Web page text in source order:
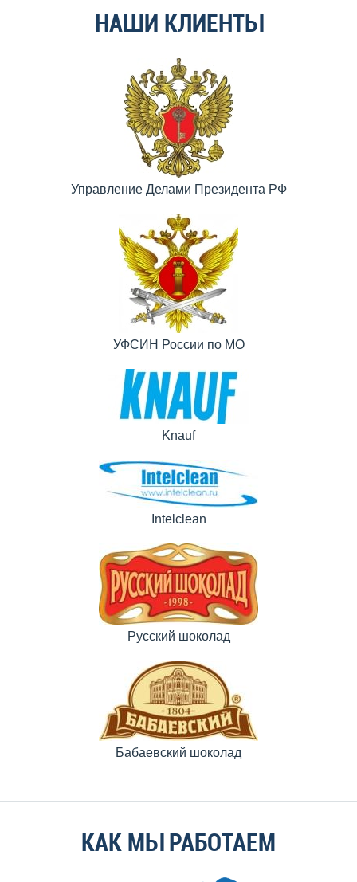
НАШИ КЛИЕНТЫ
Управление Делами Президента РФ
УФСИН России по МО
Knauf
Intelclean
Русский шоколад
Бабаевский шоколад
КАК МЫ РАБОТАЕМ